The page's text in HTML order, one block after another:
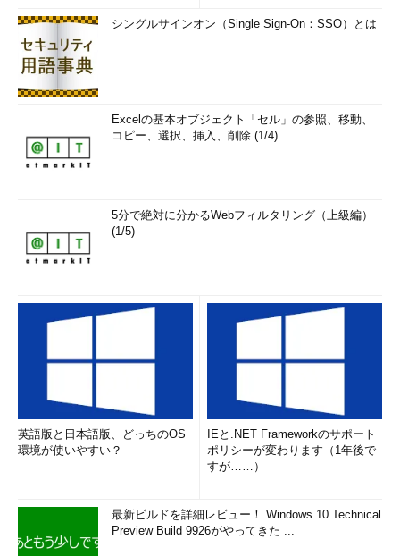
シングルサインオン（Single Sign-On：SSO）とは
Excelの基本オブジェクト「セル」の参照、移動、
コピー、選択、挿入、削除 (1/4)
5分で絶対に分かるWebフィルタリング（上級編）
(1/5)
英語版と日本語版、どっちのOS
環境が使いやすい？
IEと.NET Frameworkのサポート
ポリシーが変わります（1年後で
すが……）
最新ビルドを詳細レビュー！ Windows 10 Technical
Preview Build 9926がやってきた ...